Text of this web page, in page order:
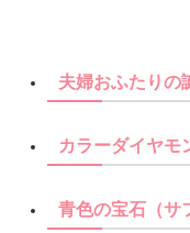
夫婦おふたりの
カラーダイヤモ
青色の宝石（サ